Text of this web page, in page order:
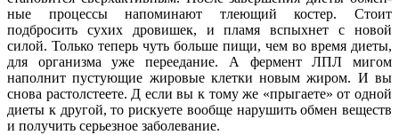
ные процессы напоминают тлеющий костер. Стоит
подбросить сухих дровишек, и пламя вспыхнет с новой
силой. Только теперь чуть больше пищи, чем во время диеты,
для орга­низма уже переедание. А фермент ЛПЛ ми­гом
наполнит пустующие жировые клетки новым жиром. И вы
снова растолстеете. Д если вы к тому же «прыгаете» от одной
диеты к другой, то рискуете вообще нарушить обмен веществ
и получить серьезное забо­левание.